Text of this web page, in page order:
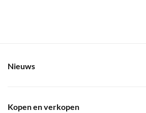
Nieuws
Kopen en verkopen